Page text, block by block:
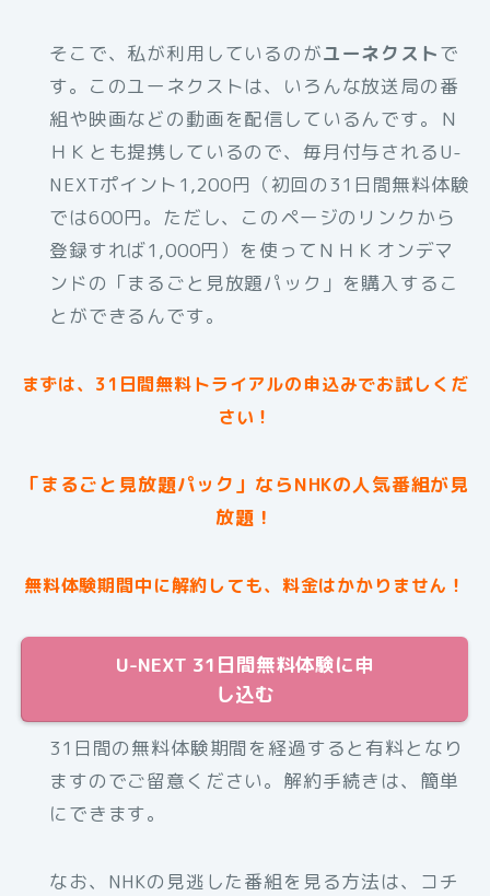
そこで、私が利用しているのがユーネクストで
す。このユーネクストは、いろんな放送局の番
組や映画などの動画を配信しているんです。Ｎ
ＨＫとも提携しているので、毎月付与されるU-
NEXTポイント1,200円（初回の31日間無料体験
では600円。ただし、このページのリンクから
登録すれば1,000円）を使ってＮＨＫオンデマ
ンドの「まるごと見放題パック」を購入するこ
とができるんです。
まずは、31日間無料トライアルの申込みでお試しくだ
さい！
「まるごと見放題パック」ならNHKの人気番組が見
放題！
無料体験期間中に解約しても、料金はかかりません！
U-NEXT 31日間無料体験に申
し込む
31日間の無料体験期間を経過すると有料となり
ますのでご留意ください。解約手続きは、簡単
にできます。
なお、NHKの見逃した番組を見る方法は、コチ